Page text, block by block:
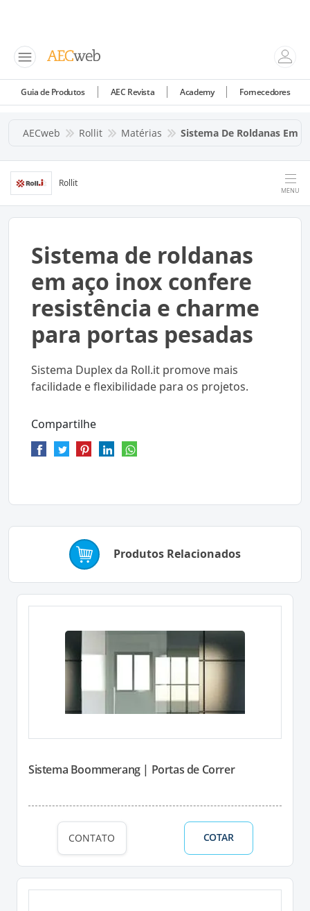
Guia de Produtos AEC Revista Academy Fornecedores
AECweb Rollit Matérias Sistema De Roldanas Em
Rollit
MENU
Sistema de roldanas
em aço inox confere
resistência e charme
para portas pesadas
Sistema Duplex da Roll.it promove mais
facilidade e flexibilidade para os projetos.
Compartilhe
Produtos Relacionados
Sistema Boommerang | Portas de Correr
CONTATO COTAR